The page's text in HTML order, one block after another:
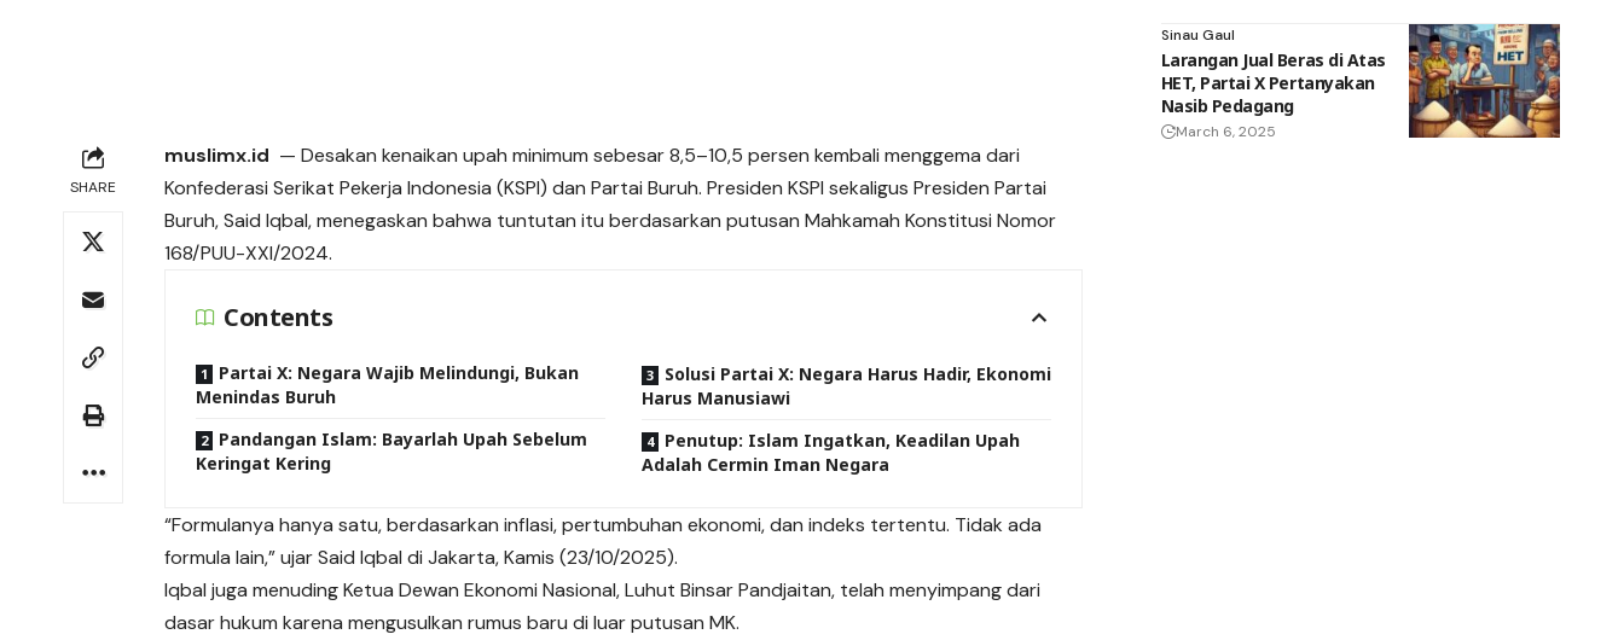
SHARE
muslimx.id — Desakan kenaikan upah minimum sebesar 8,5–10,5 persen kembali menggema dari
Konfederasi Serikat Pekerja Indonesia (KSPI) dan PartaiBuruh. Presiden KSPI sekaligus Presiden Partai
Buruh, Said Iqbal, menegaskan bahwa tuntutan itu berdasarkan putusan Mahkamah Konstitusi Nomor
168/PUU-XXI/2024.
Contents
Partai X: Negara Wajib Melindungi, Bukan
Menindas Buruh
Pandangan Islam: Bayarlah Upah Sebelum
Keringat Kering
Solusi Partai X: Negara Harus Hadir, Ekonomi
Harus Manusiawi
Penutup: Islam Ingatkan, Keadilan Upah
Adalah Cermin Iman Negara
“Formulanya hanya satu, berdasarkan inflasi, pertumbuhan ekonomi, dan indeks tertentu. Tidak ada
formula lain,” ujar Said Iqbal di Jakarta, Kamis (23/10/2025).
Iqbal juga menuding Ketua Dewan Ekonomi Nasional, Luhut Binsar Pandjaitan, telah menyimpang dari
dasar hukum karena mengusulkan rumus baru di luar putusan MK.
Sinau Gaul
Larangan Jual Beras di Atas
HET, Partai X Pertanyakan
Nasib Pedagang
March 6, 2025